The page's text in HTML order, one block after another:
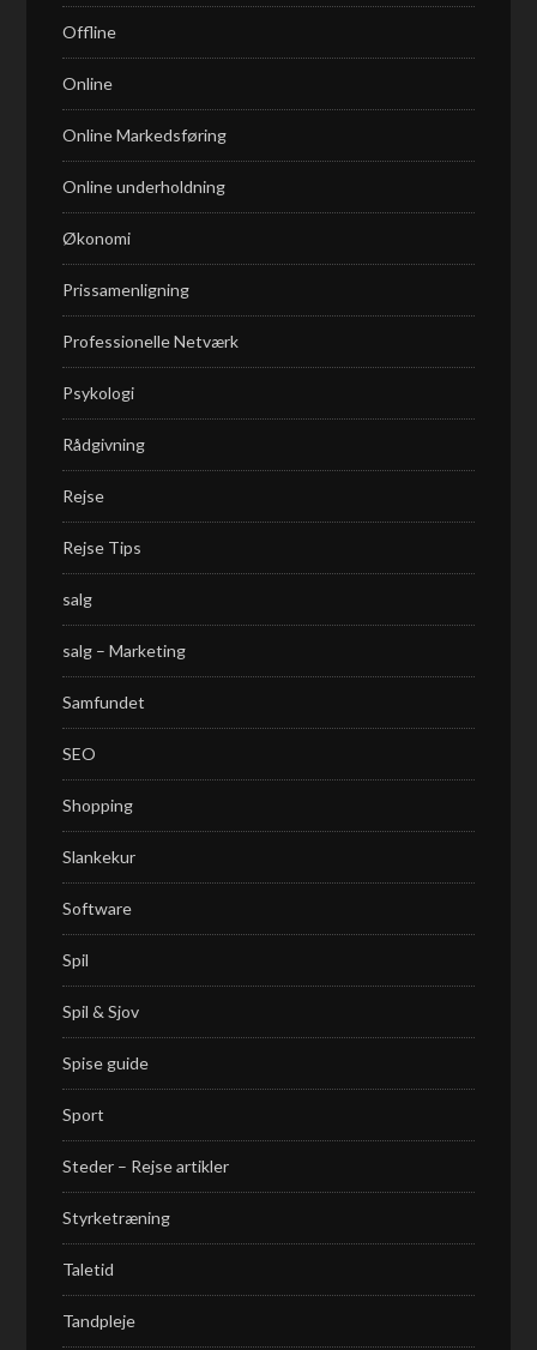
Offline
Online
Online Markedsføring
Online underholdning
Økonomi
Prissamenligning
Professionelle Netværk
Psykologi
Rådgivning
Rejse
Rejse Tips
salg
salg – Marketing
Samfundet
SEO
Shopping
Slankekur
Software
Spil
Spil & Sjov
Spise guide
Sport
Steder – Rejse artikler
Styrketræning
Taletid
Tandpleje